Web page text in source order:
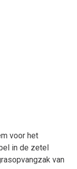
voor het
in de zetel
van